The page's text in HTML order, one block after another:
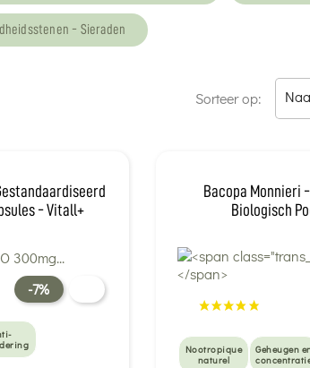
- Sieraden
Sorteer op:
- Vitall+
-7%
Bacopa Monnieri
Biologisch
Nootropique
naturel
Geheugen